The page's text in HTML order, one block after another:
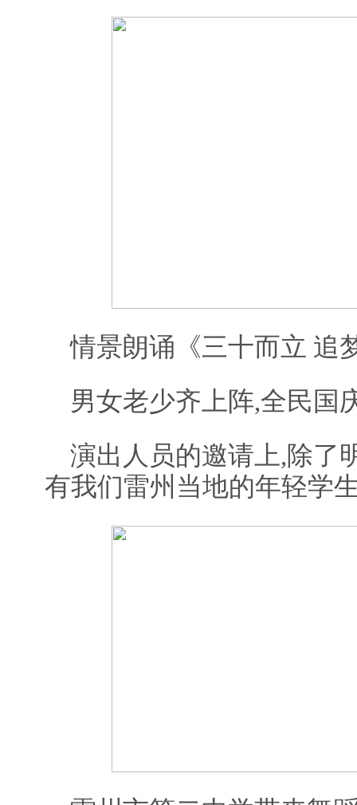
情景朗诵《三十而立 追
男女老少齐上阵,全民国
演出人员的邀请上,除了
有我们雷州当地的年轻学